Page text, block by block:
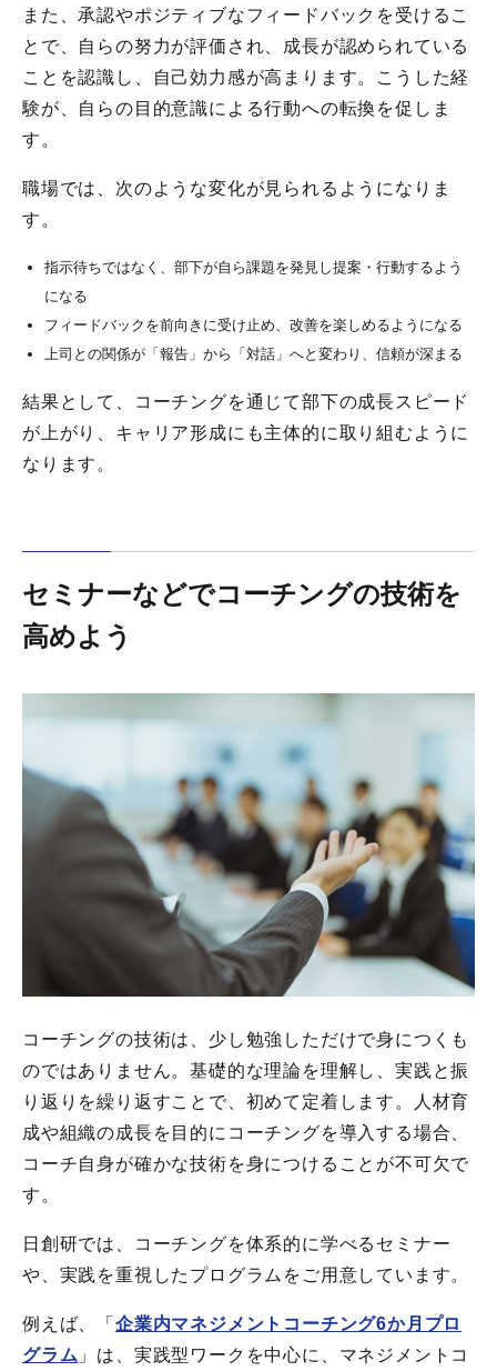
また、承認やポジティブなフィードバックを受けるこ
とで、自らの努力が評価され、成長が認められている
ことを認識し、自己効力感が高まります。こうした経
験が、自らの目的意識による行動への転換を促しま
す。
職場では、次のような変化が見られるようになりま
す。
指示待ちではなく、部下が自ら課題を発見し提案・行動するよう
になる
フィードバックを前向きに受け止め、改善を楽しめるようになる
上司との関係が「報告」から「対話」へと変わり、信頼が深まる
結果として、コーチングを通じて部下の成長スピード
が上がり、キャリア形成にも主体的に取り組むように
なります。
セミナーなどでコーチングの技術を
高めよう
コーチングの技術は、少し勉強しただけで身につくも
のではありません。基礎的な理論を理解し、実践と振
り返りを繰り返すことで、初めて定着します。人材育
成や組織の成長を目的にコーチングを導入する場合、
コーチ自身が確かな技術を身につけることが不可欠で
す。
日創研では、コーチングを体系的に学べるセミナー
や、実践を重視したプログラムをご用意しています。
例えば、「 企業内マネジメントコーチング6か月プロ
グラム 」は、実践型ワークを中心に、マネジメントコ